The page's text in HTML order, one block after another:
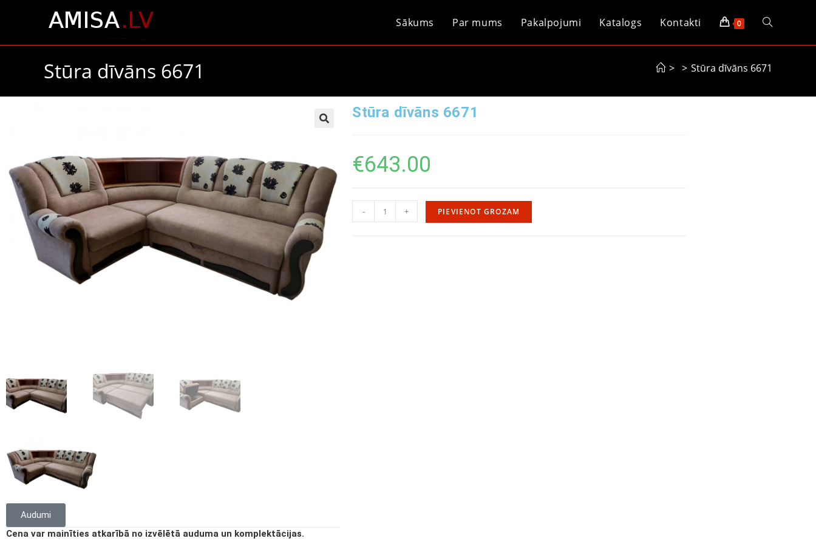
Sākums Par mums Pakalpojumi Katalogs Kontakti 0
Stūra dīvāns 6671 > > Stūra dīvāns 6671
Audumi
Cena var mainīties atkarībā no izvēlētā auduma un komplektācijas.
Stūra dīvāns 6671
€643.00
- + PIEVIENOT GROZAM